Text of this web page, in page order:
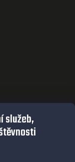
služeb,